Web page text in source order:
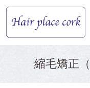
縮毛矯正